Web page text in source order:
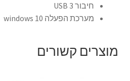
חיבור USB 3
מערכת הפעלה windows 10
מוצרים קשורים